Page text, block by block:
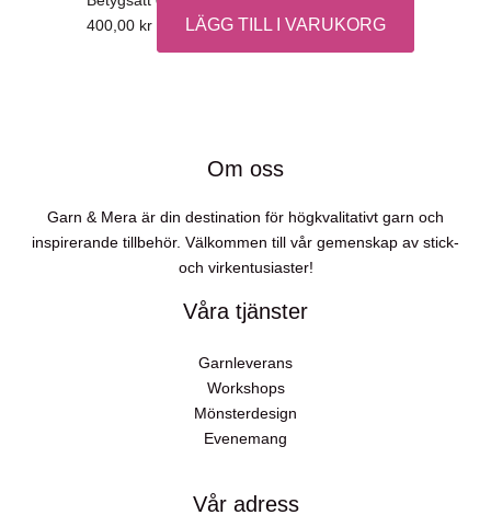
400,00 kr LÄGG TILL I VARUKORG
Om oss
Garn & Mera är din destination för högkvalitativt garn och
inspirerande tillbehör. Välkommen till vår gemenskap av stick-
och virkentusiaster!
Våra tjänster
Garnleverans
Workshops
Mönsterdesign
Evenemang
Vår adress